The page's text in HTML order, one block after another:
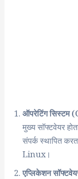
ऑपरेटिंग
मुख्य सॉफ्टवेयर
संपर्क स्थापित
Linux।
एप्लिकेशन